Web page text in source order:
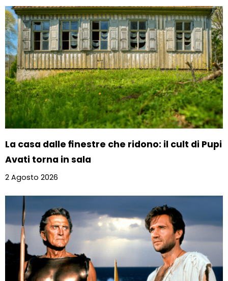
La casa dalle finestre che ridono: il cult di Pupi
Avati torna in sala
2 Agosto 2026